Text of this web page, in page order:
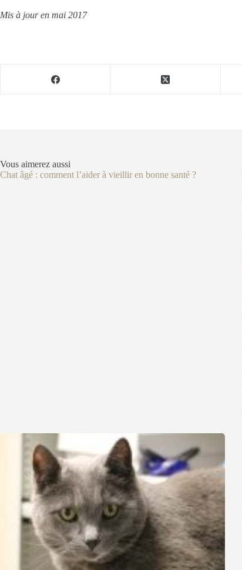
Mis à jour en mai 2017
Vous aimerez aussi
Chat âgé : comment l’aider à vieillir en bonne santé ?